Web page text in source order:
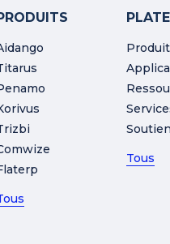
Soutien
Tous